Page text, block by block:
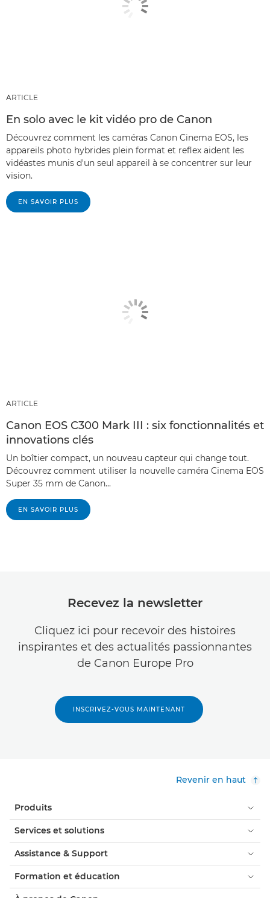
ARTICLE
En solo avec le kit vidéo pro de Canon
Découvrez comment les caméras Canon Cinema EOS, les
appareils photo hybrides plein format et reflex aident les
vidéastes munis d'un seul appareil à se concentrer sur leur
vision.
EN SAVOIR PLUS
ARTICLE
Canon EOS C300 Mark III : six fonctionnalités et
innovations clés
Un boîtier compact, un nouveau capteur qui change tout.
Découvrez comment utiliser la nouvelle caméra Cinema EOS
Super 35 mm de Canon...
EN SAVOIR PLUS
Recevez la newsletter
Cliquez ici pour recevoir des histoires
inspirantes et des actualités passionnantes
de Canon Europe Pro
INSCRIVEZ-VOUS MAINTENANT
Revenir en haut
Produits
Services et solutions
Assistance & Support
Formation et éducation